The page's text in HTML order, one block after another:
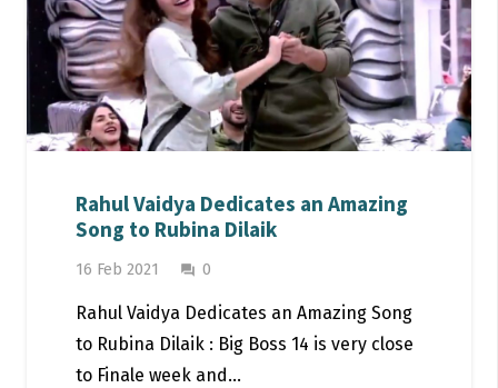
Rahul Vaidya Dedicates an Amazing
Song to Rubina Dilaik
16 Feb 2021 question_answer 0
Rahul Vaidya Dedicates an Amazing Song
to Rubina Dilaik : Big Boss 14 is very close
to Finale week and…